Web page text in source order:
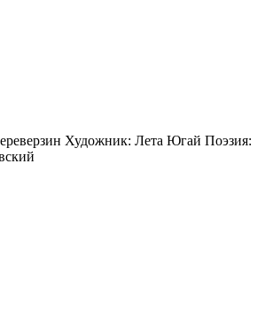
Художник: Лета Югай Поэзия: